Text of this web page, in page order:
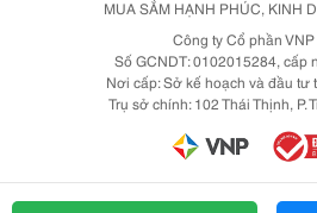
MUA SẮM HẠNH PHÚC, KINH
Công ty Cổ phần
Số GCNDT: 0102015284, cấp
Nơi cấp: Sở kế hoạch và đầu tư
Trụ sở chính: 102 Thái Thịnh, P.